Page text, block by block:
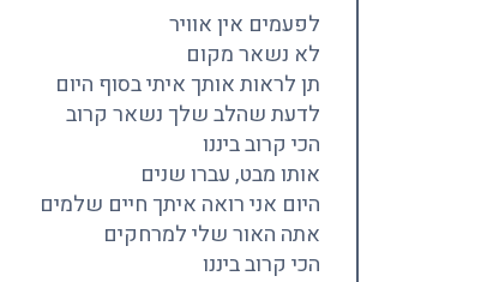
לפעמים אין אוויר
לא נשאר מקום
תן לראות אותך איתי בסוף היום
לדעת שהלב שלך נשאר קרוב
הכי קרוב ביננו
אותו מבט, עברו שנים
היום אני רואה איתך חיים שלמים
אתה האור שלי למרחקים
הכי קרוב ביננו